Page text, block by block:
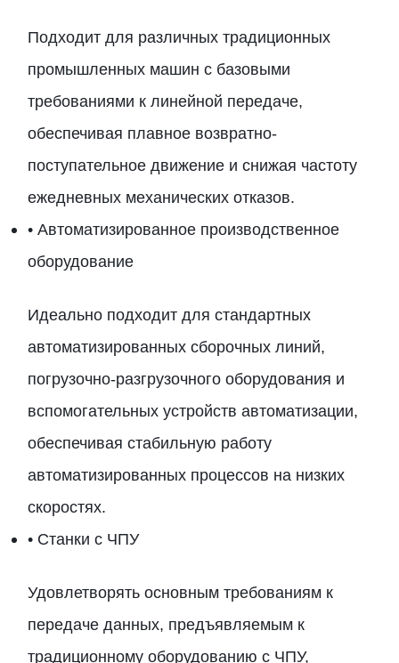
Подходит для различных традиционных
промышленных машин с базовыми
требованиями к линейной передаче,
обеспечивая плавное возвратно-
поступательное движение и снижая частоту
ежедневных механических отказов.
• Автоматизированное производственное
оборудование
Идеально подходит для стандартных
автоматизированных сборочных линий,
погрузочно-разгрузочного оборудования и
вспомогательных устройств автоматизации,
обеспечивая стабильную работу
автоматизированных процессов на низких
скоростях.
• Станки с ЧПУ
Удовлетворять основным требованиям к
передаче данных, предъявляемым к
традиционному оборудованию с ЧПУ,